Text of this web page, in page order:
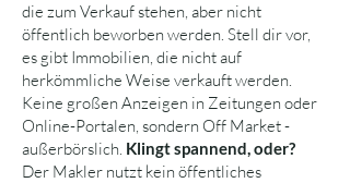
die zum Verkauf stehen, aber nicht
öffentlich beworben werden. Stell dir vor,
es gibt Immobilien, die nicht auf
herkömmliche Weise verkauft werden.
Keine großen Anzeigen in Zeitungen oder
Online-Portalen, sondern Off Market -
außerbörslich. Klingt spannend, oder?
Der Makler nutzt kein öffentliches